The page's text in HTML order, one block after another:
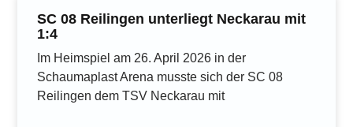
SC 08 Reilingen unterliegt Neckarau mit
1:4
Im Heimspiel am 26. April 2026 in der
Schaumaplast Arena musste sich der SC 08
Reilingen dem TSV Neckarau mit